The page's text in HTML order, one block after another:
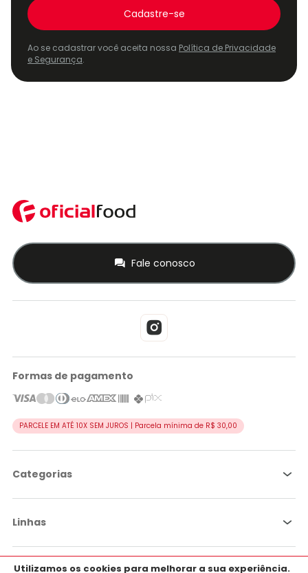
Utilizamos os cookies para melhorar a sua experiência.
Cadastre-se
Ao se cadastrar você aceita nossa Política de Privacidade
e Segurança.
Fale conosco
Formas de pagamento
PARCELE EM ATÉ 10X SEM JUROS | Parcela mínima de R$ 30,00
Categorias
Linhas
Por objetivo